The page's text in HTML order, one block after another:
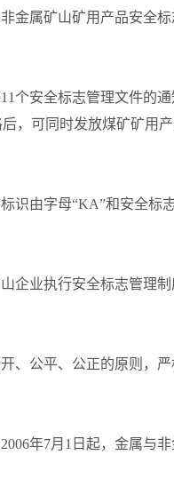
金属矿山矿用产品安全标
个安全标志管理文件的通
，可同时发放煤矿矿用
由字母“KA”和安全标志
企业执行安全标志管理制
、公平、公正的原则，严
年7月1日起，金属与非